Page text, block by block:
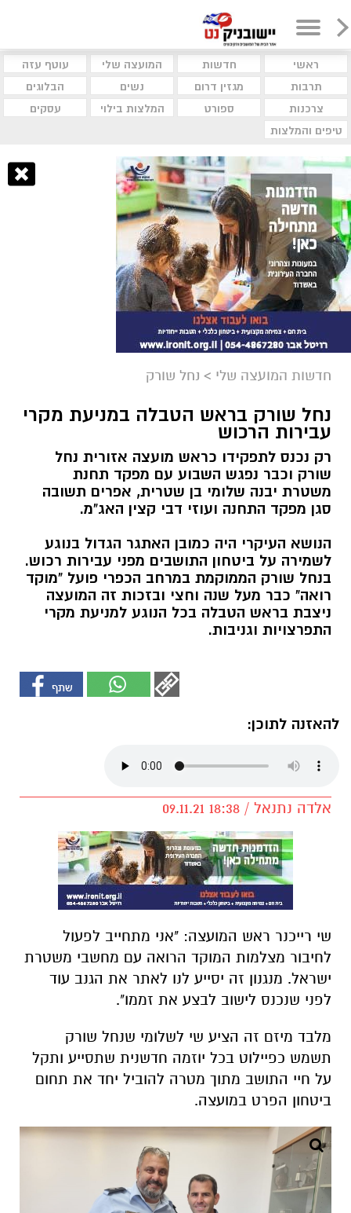
ראשי חדשות המועצה שלי
עוטף עזה
תרבות
מגזין דרום נשים
הבלוגים
צרכנות
ספורט המלצות בילוי
עסקים
טיפים והמלצות
חדשות המועצה שלי > נחל שורק
נחל שורק בראש הטבלה במניעת מקרי
עבירות הרכוש
רק נכנס לתפקידו כראש מועצה אזורית נחל
שורק וכבר נפגש השבוע עם מפקד תחנת
משטרת יבנה שלומי בן שטרית, אפרים תשובה
סגן מפקד התחנה ועוזי דבי קצין האג"מ.
הנושא העיקרי היה כמובן האתגר הגדול בנוגע
לשמירה על ביטחון התושבים מפני עבירות רכוש.
בנחל שורק הממוקמת במרחב הכפרי פועל "מוקד
רואה" כבר מעל שנה וחצי ובזכות זה המועצה
ניצבת בראש הטבלה בכל הנוגע למניעת מקרי
התפרצויות וגניבות.
להאזנה לתוכן:
אלדה נתנאל / 18:38 09.11.21
שי רייכנר ראש המועצה: "אני מתחייב לפעול
לחיבור מצלמות המוקד הרואה עם מחשבי משטרת
ישראל. מנגנון זה יסייע לנו לאתר את הגנב עוד
לפני שנכנס לישוב לבצע את זממו".
מלבד מיזם זה הציע שי לשלומי שנחל שורק
תשמש כפיילוט בכל יוזמה חדשנית שתסייע ותקל
על חיי התושב מתוך מטרה להוביל יחד את תחום
ביטחון הפרט במועצה.